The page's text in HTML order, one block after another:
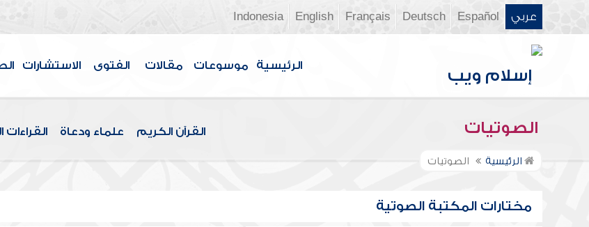
عربي Español
Deutsch
Français
English
Indonesia
الرئيسية موسوعات مقالات الفتوى الاستشارات
الصوتيات القرآن الكريم علماء ودعاة القراءات
الرئيسية الصوتيات
مختارات المكتبة الصوتية